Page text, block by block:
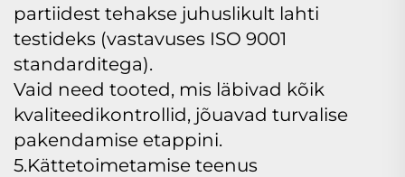
partiidest tehakse juhuslikult lahti
testideks (vastavuses ISO 9001
standarditega).
Vaid need tooted, mis läbivad kõik
kvaliteedikontrollid, jõuavad turvalise
pakendamise etappini.
5.Kättetoimetamise teenus